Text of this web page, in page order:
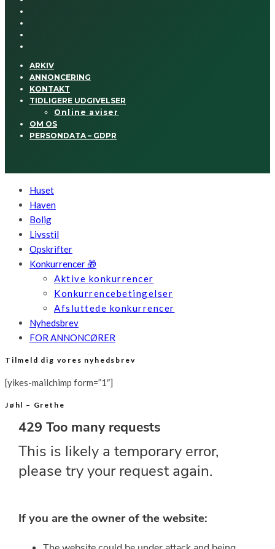
ARKIV
ANNONCERING
KONTAKT
TIDLIGERE UDGIVELSER
Online aviser
OM OS
PERSONDATA – GDPR
Huset
Haven
Bolig
Livsstil
Opskrifter
Konkurrencer 🎁
Aktive konkurrencer
Konkurrencebetingelser
Afsluttede konkurrencer
Nyhedsbrev
FOR ANNONCØRER
Tilmeld dig vores nyhedsbrev
[yikes-mailchimp form=”1″]
Jøhl – Grethe